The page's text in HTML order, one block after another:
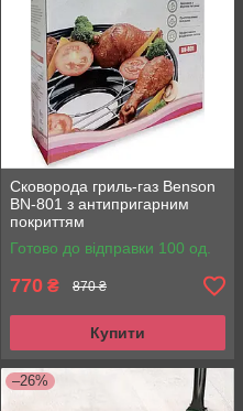
Сковорода гриль-газ Benson
BN-801 з антипригарним
покриттям
Готово до відправки 100 од.
770 ₴ 870 ₴
Купити
–26%